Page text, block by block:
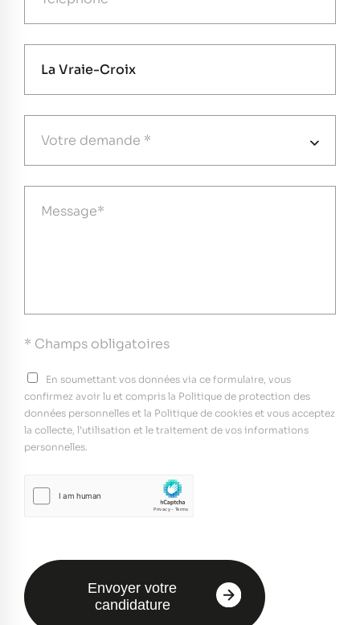
* Champs obligatoires
En soumettant vos données via ce formulaire, vous
confirmez avoir lu et compris la Politique de protection des
données personnelles et la Politique de cookies et vous acceptez
la collecte, l’utilisation et le traitement de vos informations
personnelles.
Envoyer votre
candidature